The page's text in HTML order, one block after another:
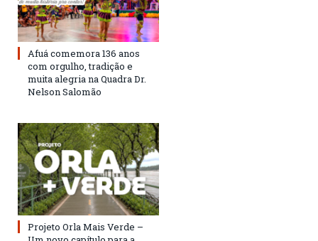
Afuá comemora 136 anos
com orgulho, tradição e
muita alegria na Quadra Dr.
Nelson Salomão
Projeto Orla Mais Verde –